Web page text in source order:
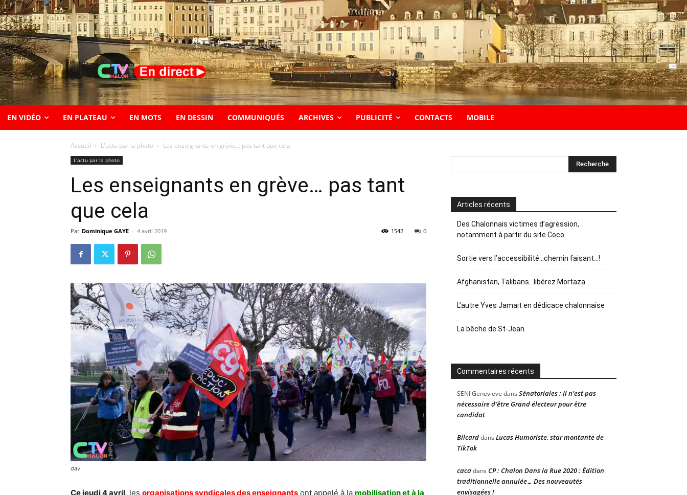
EN VIDÉO EN PLATEAU EN MOTS EN DESSIN COMMUNIQUÉS ARCHIVES PUBLICITÉ CONTACTS MOBILE
Accueil L'actu par la photo Les enseignants en grève… pas tant que cela
L'actu par la photo
Les enseignants en grève… pas tant
que cela
Par Dominique GAYE - 4 avril 2019 0
1542
dav
Ce jeudi 4 avril, les organisations syndicales des enseignants ont appelé à la mobilisation et à la
Articles récents
Des Chalonnais victimes d’agression,
notamment à partir du site Coco.
Sortie vers l’accessibilité…chemin faisant…!
Afghanistan, Talibans…libérez Mortaza
L’autre Yves Jamait en dédicace chalonnaise
La bêche de St-Jean
Commentaires récents
SENI Genevieve dans Sénatoriales : Il n’est pas
nécessaire d’être Grand électeur pour être
candidat
Bilcarddans Lucas Humoriste, star montante de
TikTok
cacadans CP : Chalon Dans la Rue 2020 : Édition
traditionnelle annulée… Des nouveautés
envisagées !